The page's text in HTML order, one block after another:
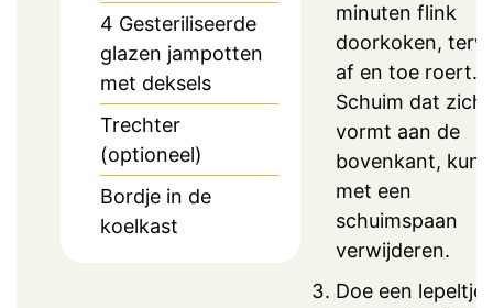
4 Gesteriliseerde
glazen jampotten
met deksels
Trechter
(optioneel)
Bordje in de
koelkast
minuten flink
doorkoken,
af en toe roert.
Schuim dat zich
vormt aan de
bovenkant, kun
met een
schuimspaan
verwijderen.
Doe een lepeltje